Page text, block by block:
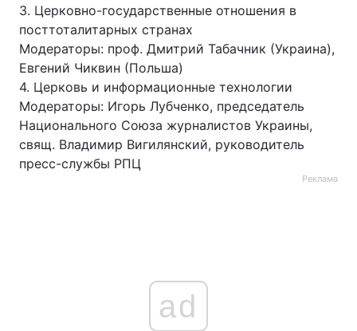
3. Церковно-государственные отношения в
посттоталитарных странах
Модераторы: проф. Дмитрий Табачник (Украина),
Евгений Чиквин (Польша)
4. Церковь и информационные технологии
Модераторы: Игорь Лубченко, председатель
Национального Союза журналистов Украины,
свящ. Владимир Вигилянский, руководитель
пресс-службы РПЦ
Реклама
ad